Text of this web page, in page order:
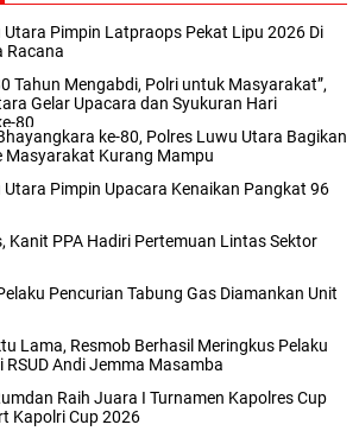
Utara Pimpin Latpraops Pekat Lipu 2026 Di
Racana
Tahun Mengabdi, Polri untuk Masyarakat”,
Gelar Upacara dan Syukuran Hari
80
ke-80, Polres Luwu Utara Bagikan
Masyarakat Kurang Mampu
Utara Pimpin Upacara Kenaikan Pangkat 96
Kanit PPA Hadiri Pertemuan Lintas Sektor
Pencurian Tabung Gas Diamankan Unit
Lama, Resmob Berhasil Meringkus Pelaku
RSUD Andi Jemma Masamba
Raih Juara I Turnamen Kapolres Cup
Kapolri Cup 2026